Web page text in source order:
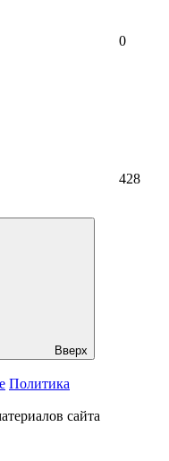
0
428
Вверх
Политика
сайта